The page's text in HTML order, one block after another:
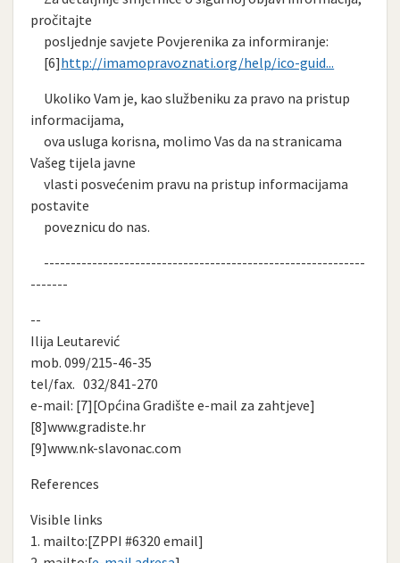
pročitajte
posljednje savjete Povjerenika za informiranje:
[6]http://imamopravoznati.org/help/ico-guid...
Ukoliko Vam je, kao službeniku za pravo na pristup
informacijama,
ova usluga korisna, molimo Vas da na stranicama
Vašeg tijela javne
vlasti posvećenim pravu na pristup informacijama
postavite
poveznicu do nas.
------------------------------------------------------------
-------
--
Ilija Leutarević
mob. 099/215-46-35
tel/fax. 032/841-270
e-mail: [7][Općina Gradište e-mail za zahtjeve]
[8]www.gradiste.hr
[9]www.nk-slavonac.com
References
Visible links
1. mailto:[ZPPI #6320 email]